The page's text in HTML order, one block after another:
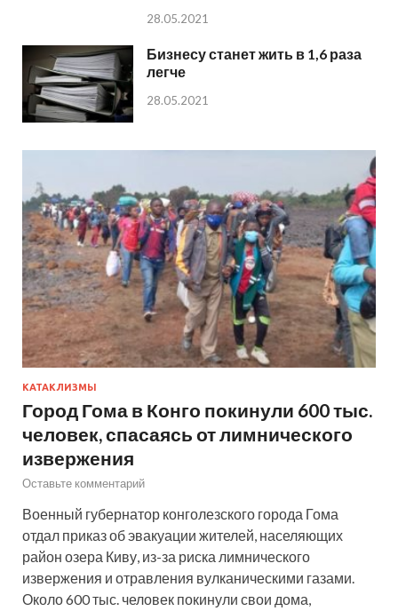
28.05.2021
Бизнесу станет жить в 1,6 раза
легче
28.05.2021
КАТАКЛИЗМЫ
Город Гома в Конго покинули 600 тыс.
человек, спасаясь от лимнического
извержения
Оставьте комментарий
Военный губернатор конголезского города Гома
отдал приказ об эвакуации жителей, населяющих
район озера Киву, из-за риска лимнического
извержения и отравления вулканическими газами.
Около 600 тыс. человек покинули свои дома,